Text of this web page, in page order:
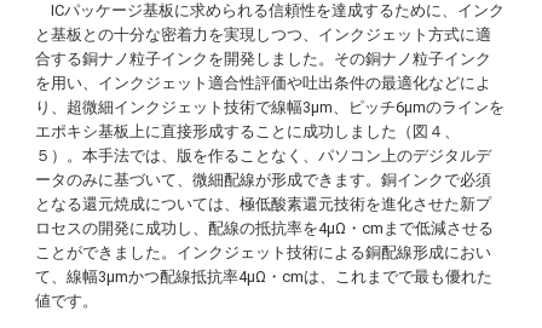
ICパッケージ基板に求められる信頼性を達成するために、インク
と基板との十分な密着力を実現しつつ、インクジェット方式に適
合する銅ナノ粒子インクを開発しました。その銅ナノ粒子インク
を用い、インクジェット適合性評価や吐出条件の最適化などによ
り、超微細インクジェット技術で線幅3μm、ピッチ6μmのラインを
エポキシ基板上に直接形成することに成功しました（図４、
５）。本手法では、版を作ることなく、パソコン上のデジタルデ
ータのみに基づいて、微細配線が形成できます。銅インクで必須
となる還元焼成については、極低酸素還元技術を進化させた新プ
ロセスの開発に成功し、配線の抵抗率を4μΩ・cmまで低減させる
ことができました。インクジェット技術による銅配線形成におい
て、線幅3μmかつ配線抵抗率4μΩ・cmは、これまでで最も優れた
値です。